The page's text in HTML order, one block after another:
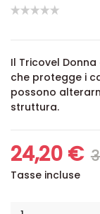
Il Tricovel
che protegge i
possono
struttura.
24,20 €
Tasse incluse